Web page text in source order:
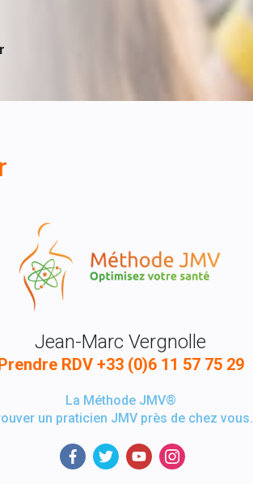
Jean-Marc Vergnolle
RDV +33 (0)6 11 57 75 29
La Méthode JMV®
un praticien JMV près de chez vous.